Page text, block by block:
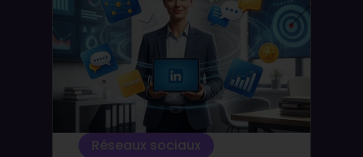
Réseaux sociaux